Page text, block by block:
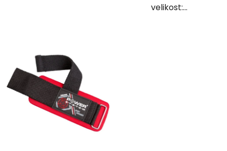
velikost:...